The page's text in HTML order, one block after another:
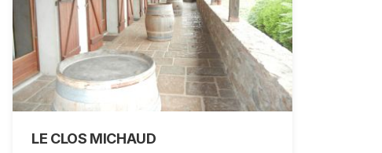
LE CLOS MICHAUD